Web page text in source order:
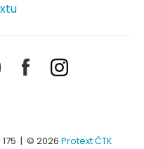
YoutubeFacebookInstagram
| © 2026 Protext ČTK